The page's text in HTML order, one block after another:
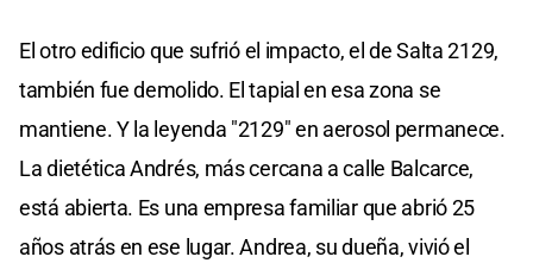
El otro edificio que sufrió el impacto, el de Salta 2129,
también fue demolido. El tapial en esa zona se
mantiene. Y la leyenda "2129" en aerosol permanece.
La dietética Andrés, más cercana a calle Balcarce,
está abierta. Es una empresa familiar que abrió 25
años atrás en ese lugar. Andrea, su dueña, vivió el